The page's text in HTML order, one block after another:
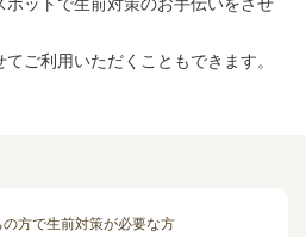
ットで生前対策のお手伝いをさせ
ご利用いただくこともできます。
方で生前対策が必要な方